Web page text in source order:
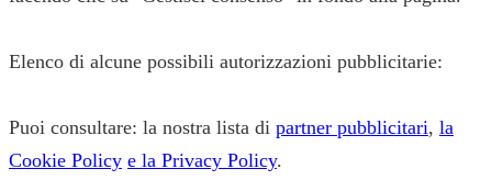
Elenco di alcune possibili autorizzazioni pubblicitarie:
Puoi consultare: la nostra lista di partner pubblicitari, la
Cookie Policy e la Privacy Policy.